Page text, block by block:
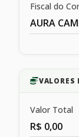
Fiscal do
AURA
VALORES
Valor Total
R$ 0,00